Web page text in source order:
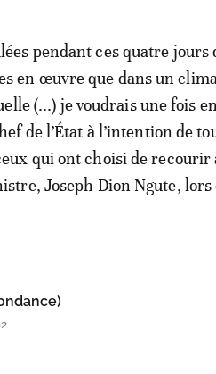
pendant ces quatre jours
en œuvre que dans un
(...) je voudrais une fois
de l’État à l’intention de
qui ont choisi de recourir
Joseph Dion Ngute, lors